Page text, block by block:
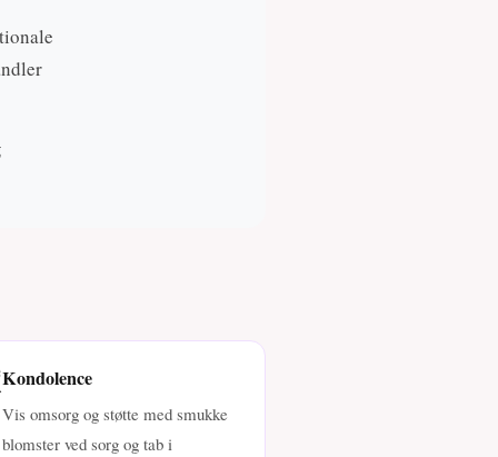
Kondolence
Vis omsorg og støtte med smukke
blomster ved sorg og tab i